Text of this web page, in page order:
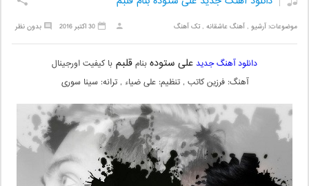
موضوعات:آرشیو ,آهنگ عاشقانه ,تک آهنگ بدون نظر 30 اکتبر 2016
دانلود آهنگ جدید علی ستودهبنامقلبم با کیفیت اورجینال
آهنگ: فرزین کاتب , تنظیم: علی ضیاء , ترانه: سینا سوری